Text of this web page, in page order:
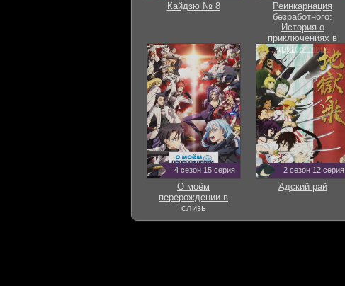
Кайдзю № 8
Реинкарнация
безработного:
История о
приключениях в
другом мире
4 сезон 15 серия
О моём
перерождении в
слизь
2 сезон 12 серия
Адский рай